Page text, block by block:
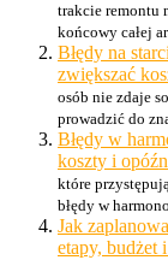
trakcie remontu
końcowy całej
Błędy na
zwiększać
osób nie zdaje
prowadzić do
Błędy w
koszty i
które
błędy w
Jak
etapy, budżet